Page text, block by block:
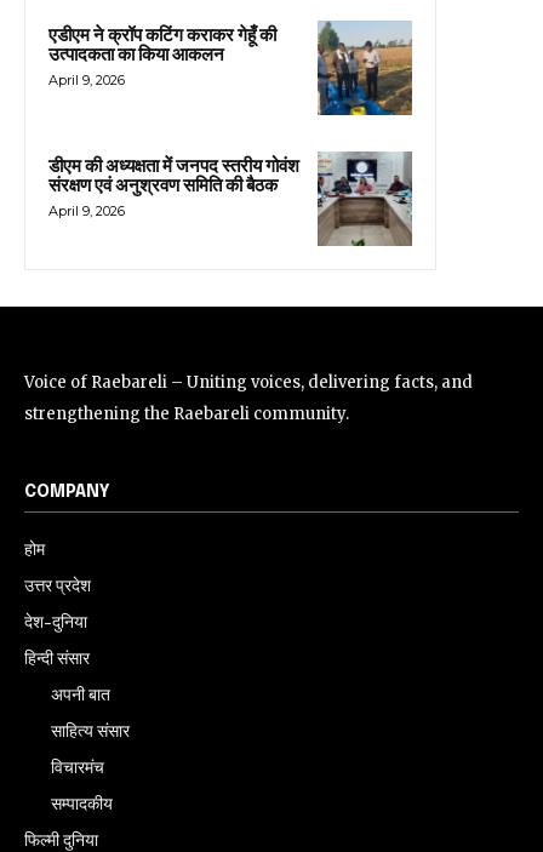
एडीएम ने क्रॉप कटिंग कराकर गेहूँ की
उत्पादकता का किया आकलन
April 9, 2026
डीएम की अध्यक्षता में जनपद स्तरीय गोवंश
संरक्षण एवं अनुश्रवण समिति की बैठक
April 9, 2026
Voice of Raebareli – Uniting voices, delivering facts, and
strengthening the Raebareli community.
COMPANY
होम
उत्तर प्रदेश
देश-दुनिया
हिन्दी संसार
अपनी बात
साहित्य संसार
विचारमंच
सम्पादकीय
फिल्मी दुनिया